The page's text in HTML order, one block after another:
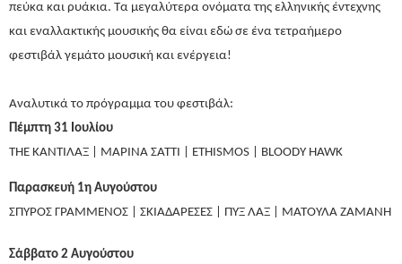
πεύκα και ρυάκια. Τα μεγαλύτερα ονόματα της ελληνικής έντεχνης
και εναλλακτικής μουσικής θα είναι εδώ σε ένα τετραήμερο
φεστιβάλ γεμάτο μουσική και ενέργεια!
Αναλυτικά το πρόγραμμα του φεστιβάλ:
Πέμπτη 31 Ιουλίου
THE ΚΑΝΤΙΛΑΞ | ΜΑΡΙΝΑ ΣΑΤΤΙ | ETHISMOS | BLOODY HAWK
Παρασκευή 1η Αυγούστου
ΣΠΥΡΟΣ ΓΡΑΜΜΕΝΟΣ | ΣΚΙΑΔΑΡΕΣΕΣ | ΠΥΞ ΛΑΞ | ΜΑΤΟΥΛΑ ΖΑΜΑΝΗ
Σάββατο 2 Αυγούστου